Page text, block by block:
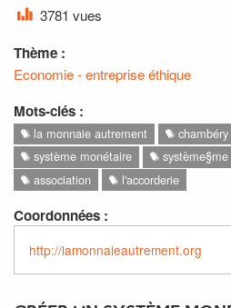
3781 vues
Thème :
Economie - entreprise éthique
Mots-clés :
la monnaie autrement chambéry
système monétaire
association
l'accorderie
Coordonnées :
http://lamonnaieautrement.org